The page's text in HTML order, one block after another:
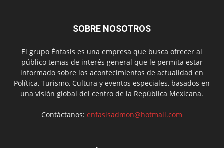
SOBRE NOSOTROS
El grupo Énfasis es una empresa que busca ofrecer al
público temas de interés general que le permita estar
informado sobre los acontecimientos de actualidad en
Política, Turismo, Cultura y eventos especiales, basados en
una visión global del centro de la República Mexicana.
Contáctanos: enfasisadmon@hotmail.com